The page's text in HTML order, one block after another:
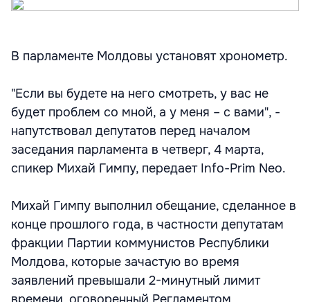
В парламенте Молдовы установят хронометр.
"Если вы будете на него смотреть, у вас не
будет проблем со мной, а у меня – с вами", -
напутствовал депутатов перед началом
заседания парламента в четверг, 4 марта,
спикер Михай Гимпу, передает Info-Prim Neo.
Михай Гимпу выполнил обещание, сделанное в
конце прошлого года, в частности депутатам
фракции Партии коммунистов Республики
Молдова, которые зачастую во время
заявлений превышали 2-минутный лимит